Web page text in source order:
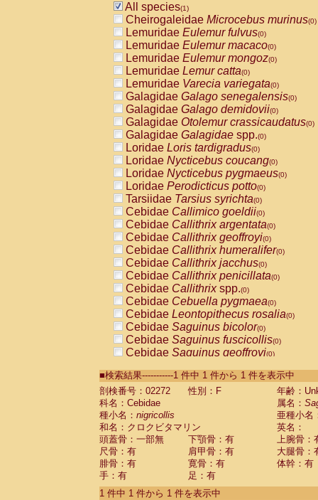
All species(1)
Cheirogaleidae Microcebus murinus(0)
Lemuridae Eulemur fulvus(0)
Lemuridae Eulemur macaco(0)
Lemuridae Eulemur mongoz(0)
Lemuridae Lemur catta(0)
Lemuridae Varecia variegata(0)
Galagidae Galago senegalensis(0)
Galagidae Galago demidovii(0)
Galagidae Otolemur crassicaudatus(0)
Galagidae Galagidae spp.(0)
Loridae Loris tardigradus(0)
Loridae Nycticebus coucang(0)
Loridae Nycticebus pygmaeus(0)
Loridae Perodicticus potto(0)
Tarsiidae Tarsius syrichta(0)
Cebidae Callimico goeldii(0)
Cebidae Callithrix argentata(0)
Cebidae Callithrix geoffroyi(0)
Cebidae Callithrix humeralifer(0)
Cebidae Callithrix jacchus(0)
Cebidae Callithrix penicillata(0)
Cebidae Callithrixspp.(0)
Cebidae Cebuella pygmaea(0)
Cebidae Leontopithecus rosalia(0)
Cebidae Saguinus bicolor(0)
Cebidae Saguinus fuscicollis(0)
Cebidae Saguinus geoffroyi(0)
CebidaeSaguinus labiatus(0)
Cebidae Saguinus leucopus (0)
Cebidae
CebidaeSaguinus mystax
CebidaeSaguinus nigricollis (1)
Cebidae Saguinus oedipus
Cebidae Saguinus weddelli
Cebidae Saguinusspp.
Cebidae Aotus trivirgatus
Cebidae Cebus albifrons
■検索結果-----------1 件中 1 件から 1 件を表示中
剖検番号：02272
性別：F
年齢：
科名：Cebidae
属名：
種小名： nigricollis
亜種小名
和名：クロクビタマリン
英名：
頭蓋骨：一部無
下顎骨：有
上腕骨：
尺骨：有
肩甲骨：有
大腿骨：
腓骨：有
寛骨：有
体幹：有
手：有
足：有
1 件中 1 件から 1 件を表示中